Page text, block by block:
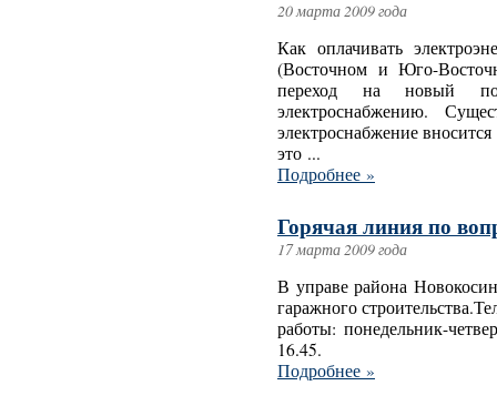
20 марта 2009 года
Как оплачивать
(Восточном и Юго-
переход на новый
электроснабжению.
электроснабжение
это ...
Подробнее »
Горячая линия по
17 марта 2009 года
В управе района
гаражного
работы: понедельник-
16.45.
Подробнее »